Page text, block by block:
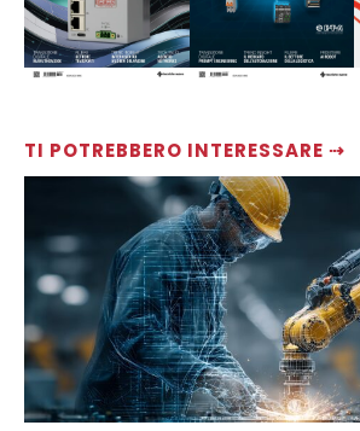
TI POTREBBERO INTERESSARE ⇢